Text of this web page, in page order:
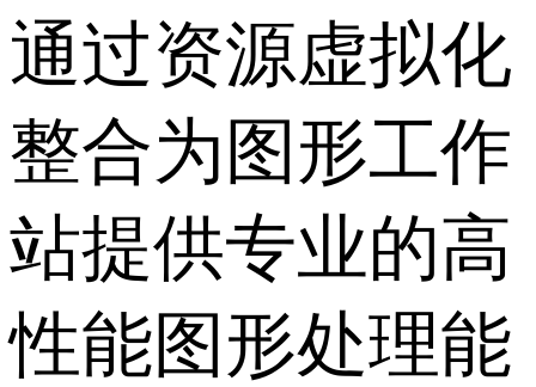
通过资源虚拟化
整合为图形工作
站提供专业的高
性能图形处理能